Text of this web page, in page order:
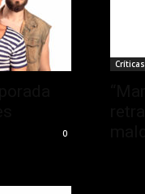
0
Críticas